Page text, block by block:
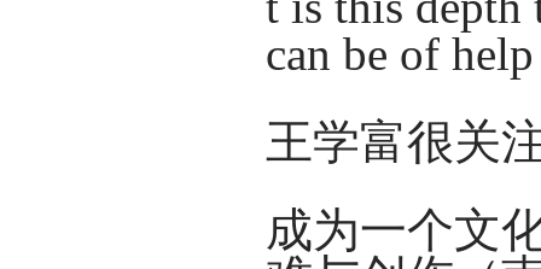
can be of
王学富很关
成为一个文